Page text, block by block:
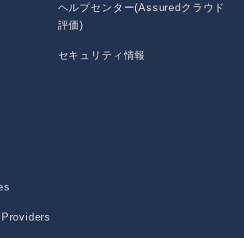
ヘルプセンター(Assuredクラウド
評価)
セキュリティ情報